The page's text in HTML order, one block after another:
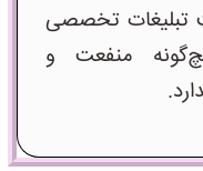
تبلیغات تخصصی
منفعت و